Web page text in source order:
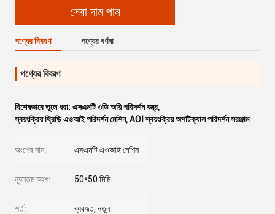
সেরা দাম পান
পণ্যের বিবরণ পণ্যের বর্ণনা
পণ্যের বিবরণ
বিশেষভাবে তুলে ধরা: এসএমটি ৩ডি অয়ি পরিদর্শন যন্ত্র,
স্বয়ংক্রিয় থ্রিডি এওআই পরিদর্শন মেশিন,AOI স্বয়ংক্রিয় অপটিক্যাল পরিদর্শন সরঞ্জাম
অংশের নাম: এসএমটি এওআই মেশিন
ন্যূনতম অংশ: 50*50 মিমি
শর্ত: ব্যবহৃত, নতুন